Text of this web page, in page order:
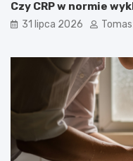
Czy CRP w normie
31 lipca 2026